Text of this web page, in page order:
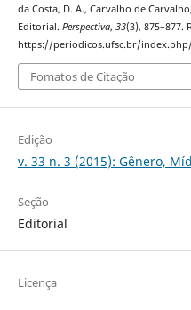
da Costa, D. A., Carvalho de
Editorial. Perspectiva, 33(3), 875–877.
https://periodicos.ufsc.br/
Fomatos de Citação
Edição
v. 33 n. 3 (2015): Gênero,
Seção
Editorial
Licença